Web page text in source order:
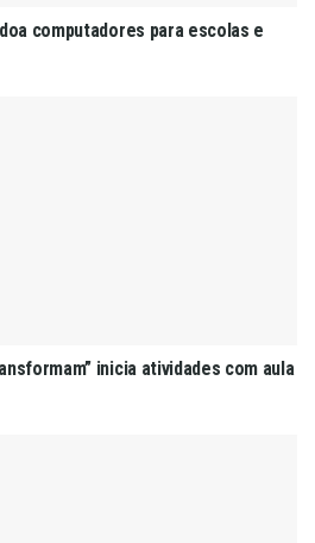
computadores para escolas e
inicia atividades com aula